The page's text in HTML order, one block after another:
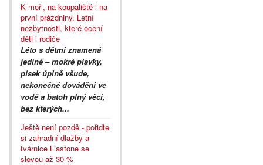
K moři, na koupaliště i na
první prázdniny. Letní
nezbytnosti, které ocení
děti i rodiče
Léto s dětmi znamená
jediné – mokré plavky,
písek úplně všude,
nekonečné dovádění ve
vodě a batoh plný věcí,
bez kterých...
Ještě není pozdě - pořiďte
si zahradní dlažby a
tvárnice Liastone se
slevou až 30 %